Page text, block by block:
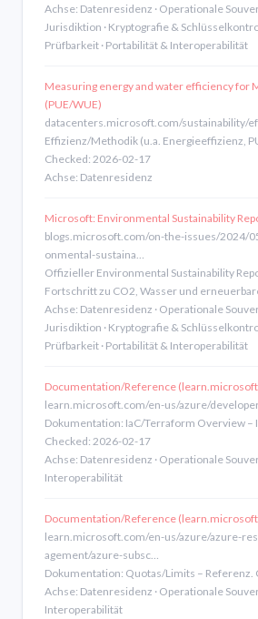
Achse: Datenresidenz · Operationale
Jurisdiktion · Kryptografie &
Prüfbarkeit · Portabilität & Interoperabilität
Measuring energy and water efficiency for
(PUE/WUE)
datacenters.microsoft.com/sustainability/
Effizienz/Methodik (u.a. Energieeffizienz,
Checked: 2026-02-17
Achse: Datenresidenz
Microsoft: Environmental Sustainability
blogs.microsoft.com/on-the-issues/2024/
onmental-sustaina…
Offizieller Environmental Sustainability
Fortschritt zu CO2, Wasser und
Achse: Datenresidenz · Operationale
Jurisdiktion · Kryptografie &
Prüfbarkeit · Portabilität & Interoperabilität
Documentation/Reference
learn.microsoft.com/en-us/azure/
Dokumentation: IaC/Terraform Overview –
Checked: 2026-02-17
Achse: Datenresidenz · Operationale
Interoperabilität
Documentation/Reference
learn.microsoft.com/en-us/azure/azure-
agement/azure-subsc…
Dokumentation: Quotas/Limits – Referenz.
Achse: Datenresidenz · Operationale
Interoperabilität